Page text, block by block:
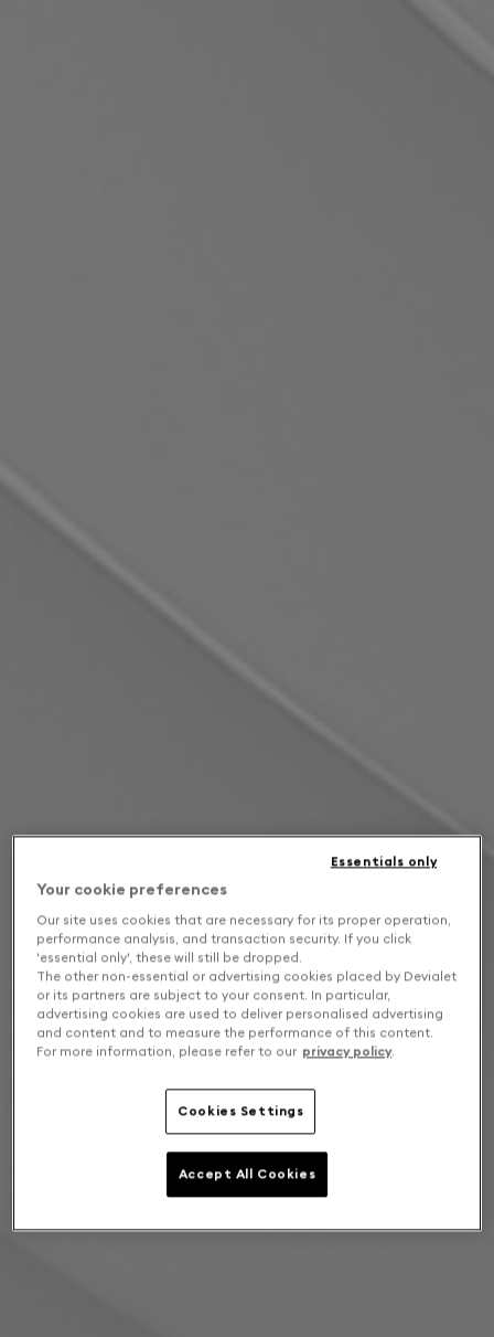
Your cookie preferences
Our site uses cookies that are necessary for its proper operation,
performance analysis, and transaction security. If you click
'essential only', these will still be dropped.
The other non-essential or advertising cookies placed by Devialet
or its partners are subject to your consent. In particular,
advertising cookies are used to deliver personalised advertising
and content and to measure the performance of this content.
For more information, please refer to our privacy policy.
Cookies Settings
Essentials only
Accept All Cookies